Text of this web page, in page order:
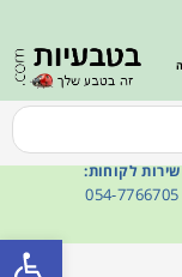
שירות לקוחות:
054-7766705
פתח